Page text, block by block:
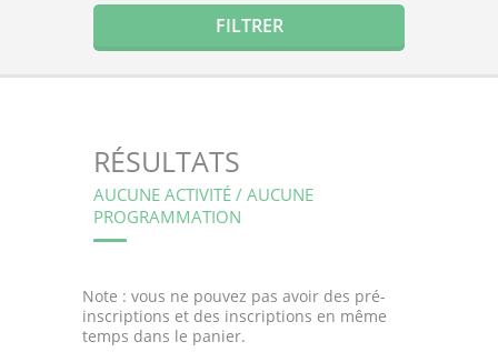
RÉSULTATS
AUCUNE ACTIVITÉ / AUCUNE
PROGRAMMATION
Note : vous ne pouvez pas avoir des pré-
inscriptions et des inscriptions en même
temps dans le panier.